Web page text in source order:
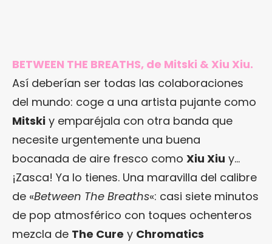
BETWEEN THE BREATHS, de Mitski & Xiu Xiu.
Así deberían ser todas las colaboraciones
del mundo: coge a una artista pujante como
Mitski y emparéjala con otra banda que
necesite urgentemente una buena
bocanada de aire fresco como Xiu Xiu y…
¡Zasca! Ya lo tienes. Una maravilla del calibre
de «Between The Breaths«: casi siete minutos
de pop atmosférico con toques ochenteros
mezcla de The Cure y Chromatics